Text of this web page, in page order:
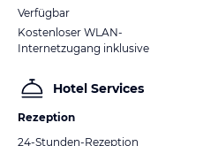
Verfügbar
Kostenloser WLAN-
Internetzugang inklusive
Hotel Services
Rezeption
24-Stunden-Rezeption